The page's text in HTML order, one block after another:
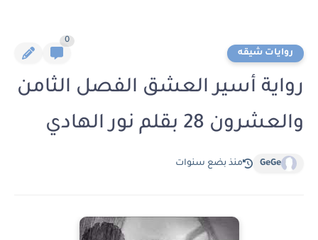
روايات شيقه
0
رواية أسير العشق الفصل الثامن
والعشرون 28 بقلم نور الهادي
GeGe منذ بضع سنوات